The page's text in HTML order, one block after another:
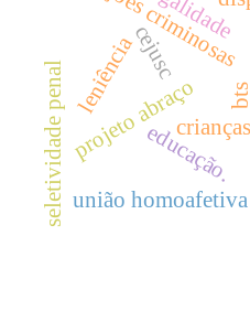
educação.
projeto abraço
cejusc
crianças
seletividade penal bts
união homoafetiva
leniência